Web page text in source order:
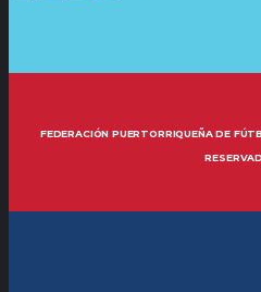
FEDERACIÓN PUERTORRIQUEÑA DE